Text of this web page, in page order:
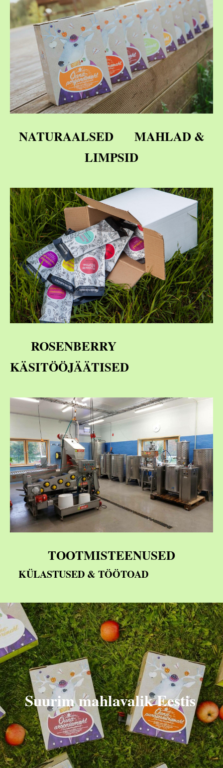
NATURAALSED MAHLAD &
LIMPSID
ROSENBERRY
KÄSITÖÖJÄÄTISED
TOOTMISTEENUSED
KÜLASTUSED & TÖÖTOAD
Suurim mahlavalik Eestis